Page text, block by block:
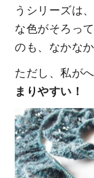
うシリーズは
な色がそろっ
のも、なかな
ただし、私が
まりやすい！